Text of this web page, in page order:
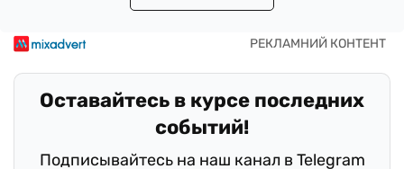
Оставайтесь в курсе последних
событий!
Подписывайтесь на наш канал в Telegram